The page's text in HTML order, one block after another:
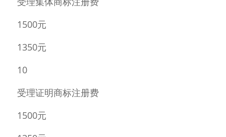
1500元
1350元
10
受理证明商标注册费
1500元